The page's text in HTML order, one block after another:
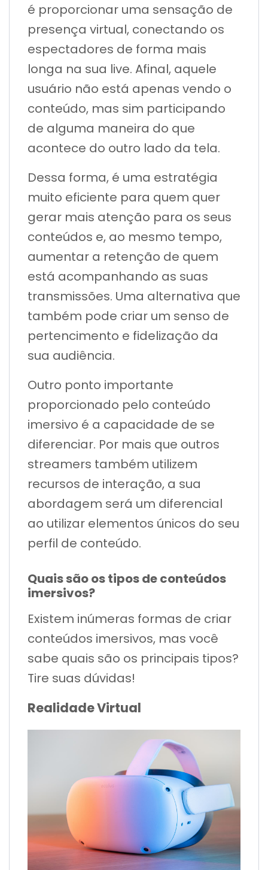
é proporcionar uma sensação de
presença virtual, conectando os
espectadores de forma mais
longa na sua live. Afinal, aquele
usuário não está apenas vendo o
conteúdo, mas sim participando
de alguma maneira do que
acontece do outro lado da tela.
Dessa forma, é uma estratégia
muito eficiente para quem quer
gerar mais atenção para os seus
conteúdos e, ao mesmo tempo,
aumentar a retenção de quem
está acompanhando as suas
transmissões. Uma alternativa que
também pode criar um senso de
pertencimento e fidelização da
sua audiência.
Outro ponto importante
proporcionado pelo conteúdo
imersivo é a capacidade de se
diferenciar. Por mais que outros
streamers também utilizem
recursos de interação, a sua
abordagem será um diferencial
ao utilizar elementos únicos do seu
perfil de conteúdo.
Quais são os tipos de conteúdos
imersivos?
Existem inúmeras formas de criar
conteúdos imersivos, mas você
sabe quais são os principais tipos?
Tire suas dúvidas!
Realidade Virtual